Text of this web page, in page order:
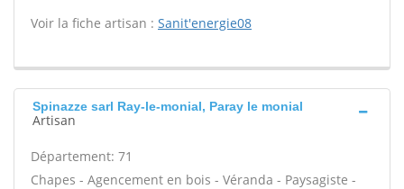
Voir la fiche artisan : Sanit'energie08
Spinazze sarl Ray-le-monial, Paray le monial
Artisan
Département: 71
Chapes - Agencement en bois - Véranda - Paysagiste -